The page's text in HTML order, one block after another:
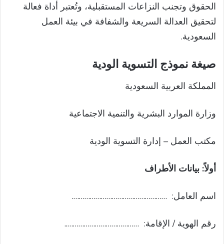
الحقوق وتجنب النزاعات المستقبلية، وتُعتبر أداة فعالة
لتحقيق العدالة السريعة والشفافة في بيئة العمل
السعودية.
صيغة نموذج التسوية الودية
المملكة العربية السعودية
وزارة الموارد البشرية والتنمية الاجتماعية
مكتب العمل – إدارة التسوية الودية
أولاً: بيانات الأطراف
اسم العامل: …………………………………………….
رقم الهوية / الإقامة: …………………………………..